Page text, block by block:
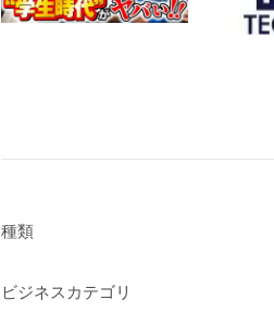
種類
ビジネスカテゴリ